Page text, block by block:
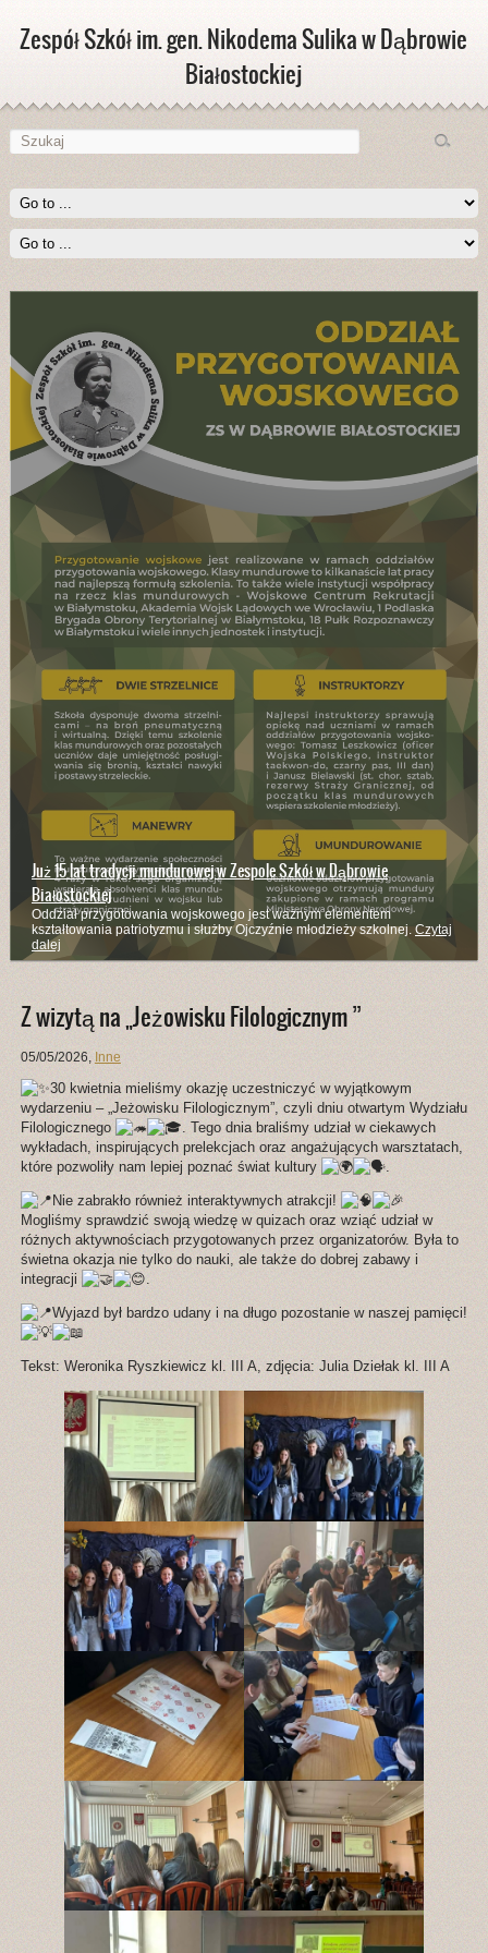
Zespół Szkół im. gen. Nikodema Sulika w Dąbrowie
Białostockiej
Już 15 lat tradycji mundurowej w Zespole Szkół w Dąbrowie
Białostockiej
Oddział przygotowania wojskowego jest ważnym elementem
kształtowania patriotyzmu i służby Ojczyźnie młodzieży szkolnej. Czytaj
dalej
Z wizytą na „Jeżowisku Filologicznym ”
05/05/2026, Inne
30 kwietnia mieliśmy okazję uczestniczyć w wyjątkowym
wydarzeniu – „Jeżowisku Filologicznym”, czyli dniu otwartym Wydziału
Filologicznego
. Tego dnia braliśmy udział w ciekawych
wykładach, inspirujących prelekcjach oraz angażujących warsztatach,
które pozwoliły nam lepiej poznać świat kultury
.
Nie zabrakło również interaktywnych atrakcji!
Mogliśmy sprawdzić swoją wiedzę w quizach oraz wziąć udział w
różnych aktywnościach przygotowanych przez organizatorów. Była to
świetna okazja nie tylko do nauki, ale także do dobrej zabawy i
integracji
.
Wyjazd był bardzo udany i na długo pozostanie w naszej pamięci!
Tekst: Weronika Ryszkiewicz kl. III A, zdjęcia: Julia Dziełak kl. III A